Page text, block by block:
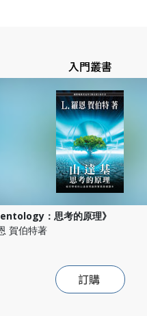
入門叢書
：思考的原理》
賀伯特著
訂購